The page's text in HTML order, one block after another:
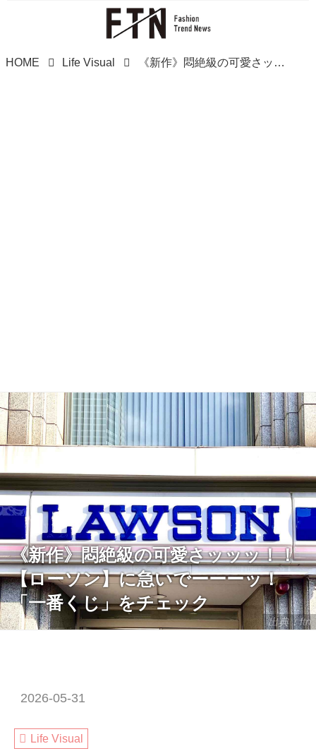
HOME Life Visual 《新作》悶絶級の可愛さッッッ！！【ローソン】に急いでーーーッ！「一番くじ」をチェック
出典：ftn
《新作》悶絶級の可愛さッッッ！！
【ローソン】に急いでーーーッ！
「一番くじ」をチェック
2026-05-31
Life Visual